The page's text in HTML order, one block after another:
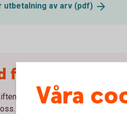
utbetalning av arv (pdf)
för arvskiften
är just nu cirka 7-8 veckor. Vi
Våra